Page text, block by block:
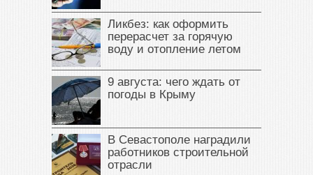
Ликбез: как оформить
перерасчет за горячую
воду и отопление летом
9 августа: чего ждать от
погоды в Крыму
В Севастополе наградили
работников строительной
отрасли